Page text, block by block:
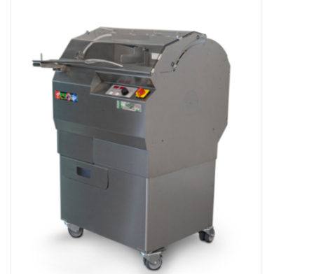
Garantiebepaling
Bakkerijmachines